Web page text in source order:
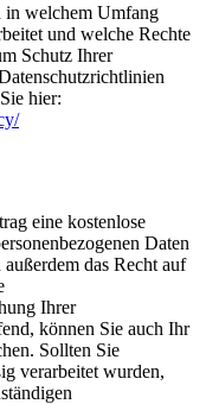
in welchem Umfang
und welche Rechte
Schutz Ihrer
hier:
eine kostenlose
Daten
das Recht auf
Ihrer
können Sie auch Ihr
Sollten Sie
verarbeitet wurden,